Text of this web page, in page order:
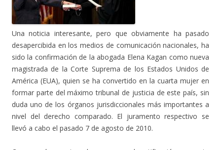
Una noticia interesante, pero que obviamente ha pasado
desapercibida en los medios de comunicación nacionales, ha
sido la confirmación de la abogada Elena Kagan como nueva
magistrada de la Corte Suprema de los Estados Unidos de
América (EUA), quien se ha convertido en la cuarta mujer en
formar parte del máximo tribunal de justicia de este país, sin
duda uno de los órganos jurisdiccionales más importantes a
nivel del derecho comparado. El juramento respectivo se
llevó a cabo el pasado 7 de agosto de 2010.